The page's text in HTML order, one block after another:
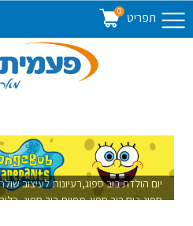
תפריט 0
יום הולדת בוב ספוג,רעיונות לעיצוב
ספוג,כוס בוב ספוג,מפיות בוב ספוג,